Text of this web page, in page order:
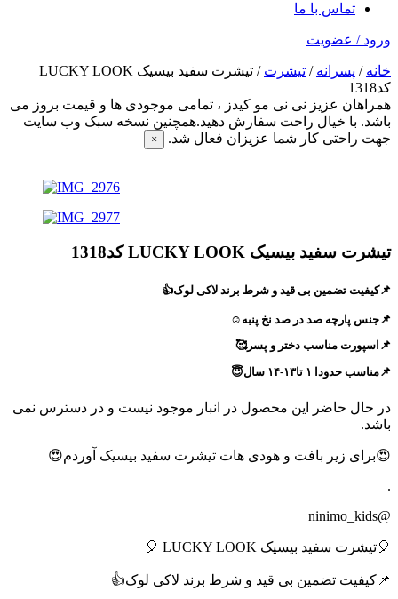
تماس با ما
ورود / عضویت
خانه / پسرانه / تیشرت
/ تیشرت سفید بیسیک LUCKY LOOK
کد1318
همراهان عزیز نی نی مو کیدز ، تمامی موجودی ها و قیمت بروز می
باشد. با خیال راحت سفارش دهید.همچنین نسخه سبک وب سایت
جهت راحتی کار شما عزیزان فعال شد.
×
تیشرت سفید بیسیک LUCKY LOOK کد1318
📌کیفیت تضمین بی قید و شرط برند لاکی لوک👍
📌جنس پارچه صد در صد نخ پنبه☺️
📌اسپورت مناسب دختر و پسر🥰
📌مناسب حدودا ۱ تا۱۳-۱۴ سال😇
در حال حاضر این محصول در انبار موجود نیست و در دسترس نمی
باشد.
😍برای زیر بافت و هودی هات تیشرت سفید بیسیک آوردم😍
.
@ninimo_kids
🎈تیشرت سفید بیسیک LUCKY LOOK 🎈
📌کیفیت تضمین بی قید و شرط برند لاکی لوک👍